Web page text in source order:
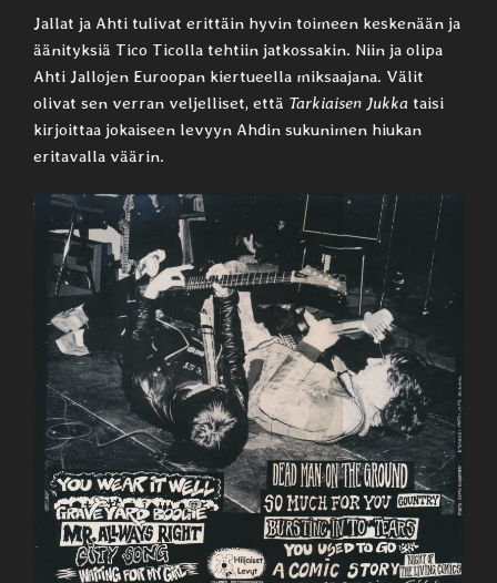
Jallat ja Ahti tulivat erittäin hyvin toimeen keskenään ja
äänityksiä Tico Ticolla tehtiin jatkossakin. Niin ja olipa
Ahti Jallojen Euroopan kiertueella miksaajana. Välit
olivat sen verran veljelliset, että Tarkiaisen Jukka taisi
kirjoittaa jokaiseen levyyn Ahdin sukunimen hiukan
eritavalla väärin.